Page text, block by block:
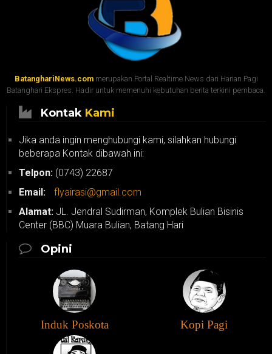
BatanghariNews.commerupakan Portal Realtime News dari Harian Pagi
Batanghari Ekspres. Hadir untuk memenuhi kebutuhan berita terkini pembaca.
Kontak Kami
Jika anda ingin menghubungi kami, silahkan hubungi
beberapa Kontak dibawah ini:
Telpon: (0743) 22687
Email:
flyairasi@gmail.com
Alamat: JL. Jendral Sudirman, Komplek Bulian Bisinis
Center (BBC) Muara Bulian, Batang Hari
Opini
Induk Poskota Kopi Pagi